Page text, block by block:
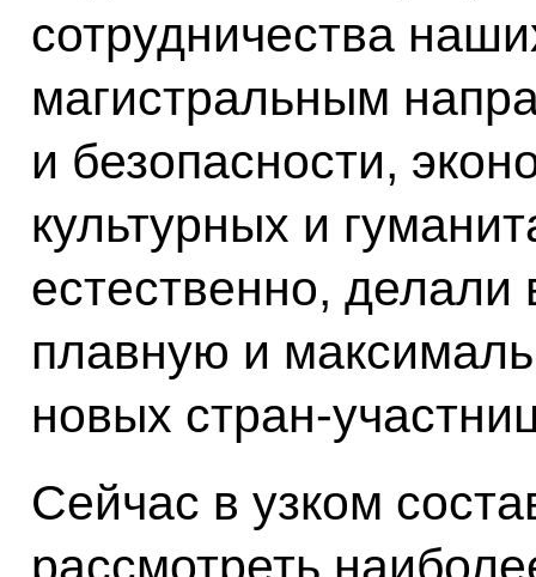
сотрудничества
магистральным
и безопасности,
культурных и
естественно, делали
плавную и
новых стран-
Сейчас в узком